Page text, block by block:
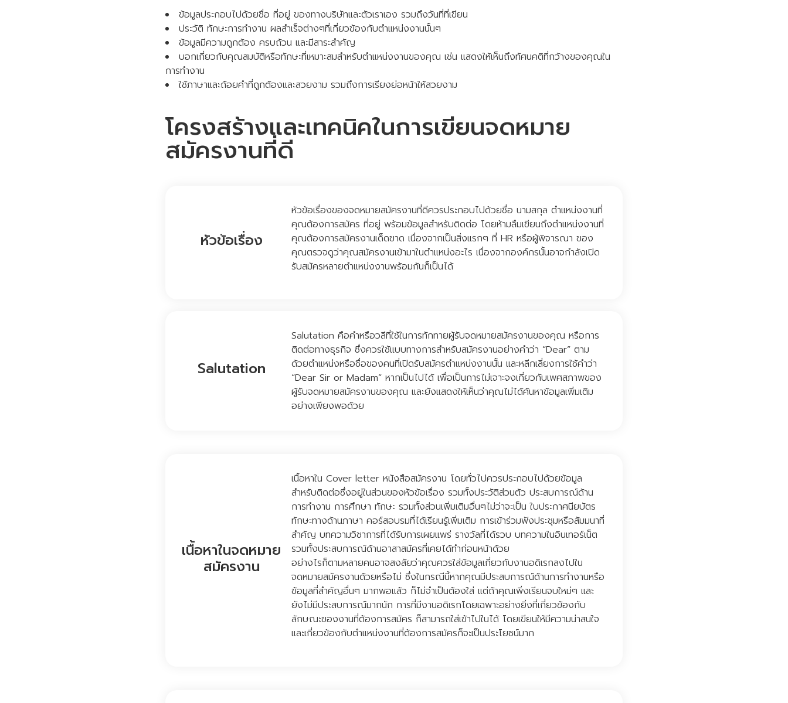
ข้อมูลประกอบไปด้วยชื่อ ที่อยู่ ของทางบริษัทและตัวเราเอง รวมถึงวันที่ที่เขียน
ประวัติ ทักษะการทำงาน ผลสำเร็จต่างๆที่เกี่ยวข้องกับตำแหน่งงานนั้นๆ
ข้อมูลมีความถูกต้อง ครบถ้วน และมีสาระสำคัญ
บอกเกี่ยวกับคุณสมบัติหรือทักษะที่เหมาะสมสำหรับตำแหน่งงานของคุณ เช่น แสดงให้เห็นถึงทัศนคติที่กว้างของคุณใน
การทำงาน
ใช้ภาษาและถ้อยคำที่ถูกต้องและสวยงาม รวมถึงการเรียงย่อหน้าให้สวยงาม
โครงสร้างและเทคนิคในการเขียนจดหมาย
สมัครงานที่ดี
หัวข้อเรื่อง
หัวข้อเรื่องของจดหมายสมัครงานที่ดีควรประกอบไปด้วยชื่อ นามสกุล ตำแหน่งงานที่
คุณต้องการสมัคร ที่อยู่ พร้อมข้อมูลสำหรับติดต่อ โดยห้ามลืมเขียนถึงตำแหน่งงานที่
คุณต้องการสมัครงานเด็ดขาด เนื่องจากเป็นสิ่งแรกๆ ที่ HR หรือผู้พิจารณา ของ
คุณตรวจดูว่าคุณสมัครงานเข้ามาในตำแหน่งอะไร เนื่องจากองค์กรนั้นอาจกำลังเปิด
รับสมัครหลายตำแหน่งงานพร้อมกันก็เป็นได้
Salutation
Salutation คือคำหรือวลีที่ใช้ในการทักทายผู้รับจดหมายสมัครงานของคุณ หรือการ
ติดต่อทางธุรกิจ ซึ่งควรใช้แบบทางการสำหรับสมัครงานอย่างคำว่า “Dear” ตาม
ด้วยตำแหน่งหรือชื่อของคนที่เปิดรับสมัครตำแหน่งงานนั้น และหลีกเลี่ยงการใช้คำว่า
“Dear Sir or Madam” หากเป็นไปได้ เพื่อเป็นการไม่เจาะจงเกี่ยวกับเพศสภาพของ
ผู้รับจดหมายสมัครงานของคุณ และยังแสดงให้เห็นว่าคุณไม่ได้ค้นหาข้อมูลเพิ่มเติม
อย่างเพียงพอด้วย
เนื้อหาในจดหมาย
สมัครงาน
เนื้อหาใน Cover letter หนังสือสมัครงาน โดยทั่วไปควรประกอบไปด้วยข้อมูล
สำหรับติดต่อซึ่งอยู่ในส่วนของหัวข้อเรื่อง รวมทั้งประวัติส่วนตัว ประสบการณ์ด้าน
การทำงาน การศึกษา ทักษะ รวมทั้งส่วนเพิ่มเติมอื่นๆไม่ว่าจะเป็น ใบประกาศนียบัตร
ทักษะทางด้านภาษา คอร์สอบรมที่ได้เรียนรู้เพิ่มเติม การเข้าร่วมฟังประชุมหรือสัมมนาที่
สำคัญ บทความวิชาการที่ได้รับการเผยแพร่ รางวัลที่ได้รวบ บทความในอินเทอร์เน็ต
รวมทั้งประสบการณ์ด้านอาสาสมัครที่เคยได้ทำก่อนหน้าด้วย
อย่างไรก็ตามหลายคนอาจสงสัยว่าคุณควรใส่ข้อมูลเกี่ยวกับงานอดิเรกลงไปใน
จดหมายสมัครงานด้วยหรือไม่ ซึ่งในกรณีนี้หากคุณมีประสบการณ์ด้านการทำงานหรือ
ข้อมูลที่สำคัญอื่นๆ มากพอแล้ว ก็ไม่จำเป็นต้องใส่ แต่ถ้าคุณเพิ่งเรียนจบใหม่ๆ และ
ยังไม่มีประสบการณ์มากนัก การที่มีงานอดิเรกโดยเฉพาะอย่างยิ่งที่เกี่ยวข้องกับ
ลักษณะของงานที่ต้องการสมัคร ก็สามารถใส่เข้าไปในได้ โดยเขียนให้มีความน่าสนใจ
และเกี่ยวข้องกับตำแหน่งงานที่ต้องการสมัครก็จะเป็นประโยชน์มาก